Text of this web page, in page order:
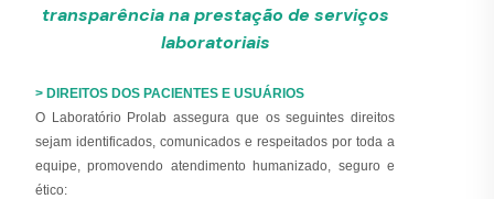
transparência na prestação de serviços
laboratoriais
> DIREITOS DOS PACIENTES E USUÁRIOS
O Laboratório Prolab assegura que os seguintes direitos
sejam identificados, comunicados e respeitados por toda a
equipe, promovendo atendimento humanizado, seguro e
ético: